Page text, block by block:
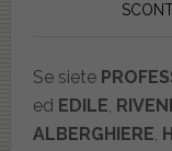
Se siete
ed EDILE,
ALBERGHIERE,